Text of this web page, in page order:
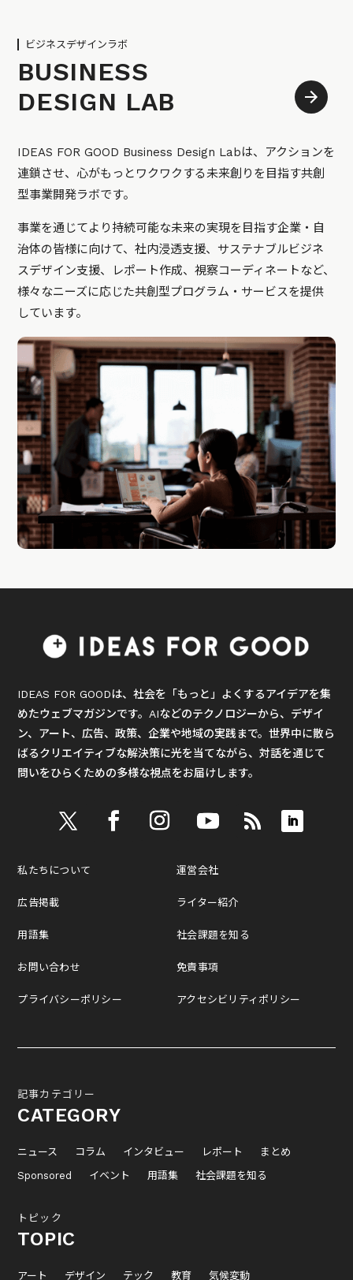
ビジネスデザインラボ
BUSINESS
DESIGN LAB
IDEAS FOR GOOD Business Design Labは、アクションを
連鎖させ、心がもっとワクワクする未来創りを目指す共創
型事業開発ラボです。
事業を通じてより持続可能な未来の実現を目指す企業・自
治体の皆様に向けて、社内浸透支援、サステナブルビジネ
スデザイン支援、レポート作成、視察コーディネートなど、
様々なニーズに応じた共創型プログラム・サービスを提供
しています。
IDEAS FOR GOODは、社会を「もっと」よくするアイデアを集
めたウェブマガジンです。AIなどのテクノロジーから、デザイ
ン、アート、広告、政策、企業や地域の実践まで。世界中に散ら
ばるクリエイティブな解決策に光を当てながら、対話を通じて
問いをひらくための多様な視点をお届けします。
私たちについて
広告掲載
用語集
お問い合わせ
プライバシーポリシー
運営会社
ライター紹介
社会課題を知る
免責事項
アクセシビリティポリシー
記事カテゴリー
CATEGORY
ニュース コラム インタビュー レポート
まとめ
Sponsored
イベント 用語集 社会課題を知る
トピック
TOPIC
アート デザイン テック 教育 気候変動